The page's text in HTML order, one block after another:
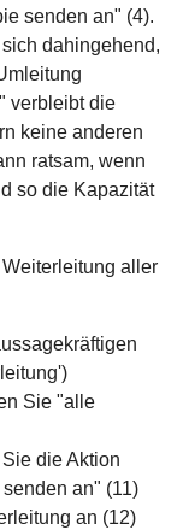
senden an" (4).
dahingehend,
verbleibt die
keine anderen
ratsam, wenn
so die Kapazität
aller
Sie "alle
die Aktion
an" (11)
an (12)